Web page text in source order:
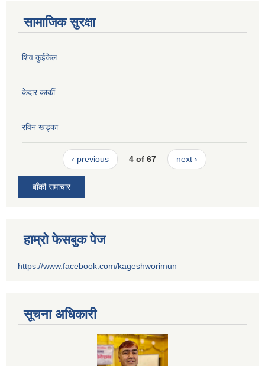
सामाजिक सुरक्षा
शिव कुईकेल
केदार कार्की
रविन खड्का
‹ previous 4 of 67 next ›
बाँकी समाचार
हाम्रो फेसबुक पेज
https://www.facebook.com/kageshworimun
सूचना अधिकारी